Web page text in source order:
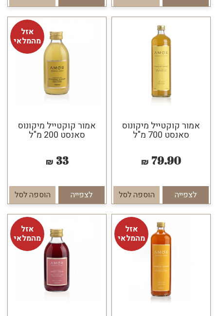
אמור קוקטייל מיקונוס
סאנסט 700 מ"ל
79.90
₪
לצפייה הוספה לסל
אזל
מהמלאי
אמור קוקטייל מיקונוס
סאנסט 200 מ"ל
33
₪
לצפייה הוספה לסל
אזל
מהמלאי
אזל
מהמלאי